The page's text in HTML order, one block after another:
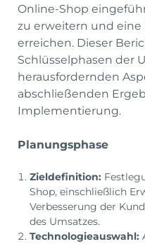
Online-Shop
zu erweitern und
erreichen. Dieser
Schlüsselphasen der
herausfordernden
abschließenden
Implementierung.
Planungsphase
Zieldefinition:
Shop, einschließlich
Verbesserung der
des Umsatzes.
Technologieauswahl: